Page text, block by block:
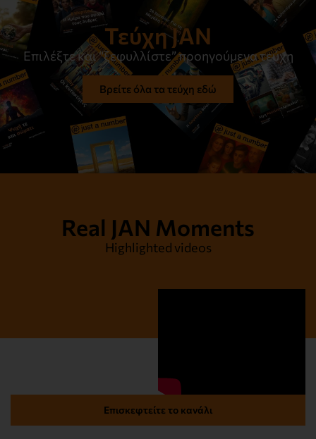
Τεύχη JAN
Επιλέξτε και “ξεφυλλίστε” προηγούμενα τεύχη
Βρείτε όλα τα τεύχη εδώ
Real JAN Moments
Highlighted videos
Επισκεφτείτε το κανάλι